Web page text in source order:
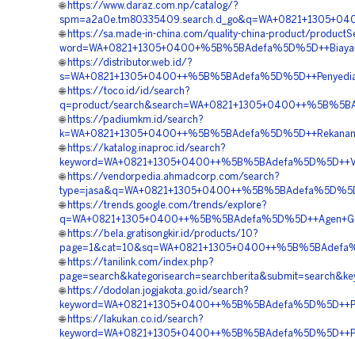
🌐 https://www.daraz.com.np/catalog/?
🌐 https://sa.made-in-china.com/quality-china-product/
🌐 https://distributor.web.id/?
🌐 https://toco.id/id/search?
q=product/
🌐 https://padiumkm.id/search?
🌐 https://katalog.inaproc.id/search?
🌐 https://vendorpedia.ahmadcorp.com/search?
🌐 https://trends.google.com/trends/explore?
🌐 https://bela.gratisongkir.id/products/10?
🌐 https://tanilink.com/index.php?
🌐 https://dodolan.jogjakota.go.id/search?
🌐 https://lakukan.co.id/search?